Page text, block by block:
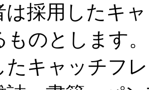
は採用したキ
ものとします。
たキャッチフ